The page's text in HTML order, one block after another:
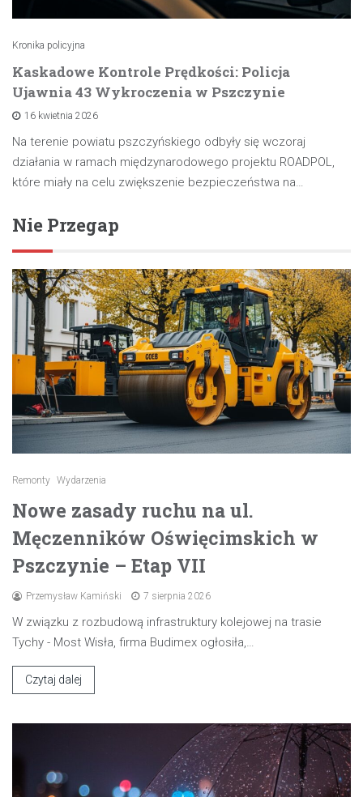
Kronika policyjna
Kaskadowe Kontrole Prędkości: Policja
Ujawnia 43 Wykroczenia w Pszczynie
16 kwietnia 2026
Na terenie powiatu pszczyńskiego odbyły się wczoraj
działania w ramach międzynarodowego projektu ROADPOL,
które miały na celu zwiększenie bezpieczeństwa na…
Nie Przegap
Remonty Wydarzenia
Nowe zasady ruchu na ul.
Męczenników Oświęcimskich w
Pszczynie – Etap VII
Przemysław Kamiński 7 sierpnia 2026
W związku z rozbudową infrastruktury kolejowej na trasie
Tychy - Most Wisła, firma Budimex ogłosiła,…
Czytaj dalej